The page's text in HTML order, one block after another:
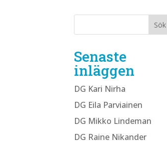
Senaste
inläggen
DG Kari Nirha
DG Eila Parviainen
DG Mikko Lindeman
DG Raine Nikander